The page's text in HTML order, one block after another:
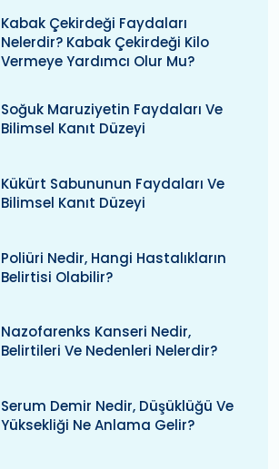
Kabak Çekirdeği Faydaları
Nelerdir? Kabak Çekirdeği Kilo
Vermeye Yardımcı Olur Mu?
Soğuk Maruziyetin Faydaları Ve
Bilimsel Kanıt Düzeyi
Kükürt Sabununun Faydaları Ve
Bilimsel Kanıt Düzeyi
Poliüri Nedir, Hangi Hastalıkların
Belirtisi Olabilir?
Nazofarenks Kanseri Nedir,
Belirtileri Ve Nedenleri Nelerdir?
Serum Demir Nedir, Düşüklüğü Ve
Yüksekliği Ne Anlama Gelir?